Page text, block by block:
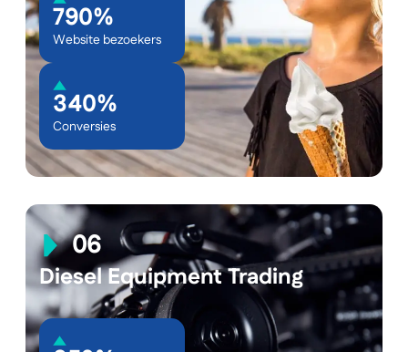
790%
Website bezoekers
340%
Conversies
Diesel Equipment Trading